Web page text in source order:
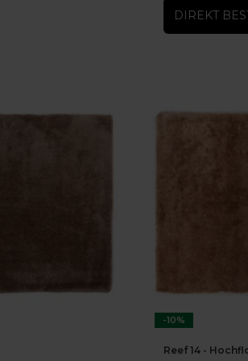
DIREKT
-10%
Reef 14 -